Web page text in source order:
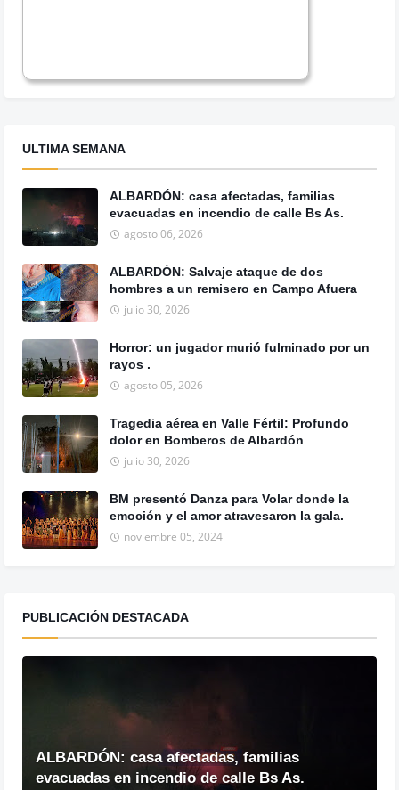
ULTIMA SEMANA
ALBARDÓN: casa afectadas, familias
evacuadas en incendio de calle Bs As.
agosto 06, 2026
ALBARDÓN: Salvaje ataque de dos
hombres a un remisero en Campo Afuera
julio 30, 2026
Horror: un jugador murió fulminado por un
rayos .
agosto 05, 2026
Tragedia aérea en Valle Fértil: Profundo
dolor en Bomberos de Albardón
julio 30, 2026
BM presentó Danza para Volar donde la
emoción y el amor atravesaron la gala.
noviembre 05, 2024
PUBLICACIÓN DESTACADA
ALBARDÓN: casa afectadas, familias
evacuadas en incendio de calle Bs As.